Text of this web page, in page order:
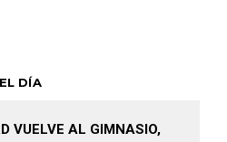
DÍA
VUELVE AL GIMNASIO,